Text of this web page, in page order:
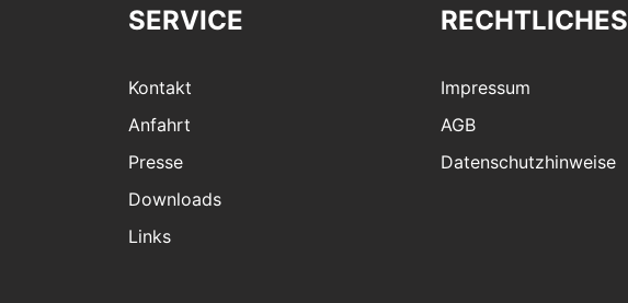
SERVICE
Kontakt
Anfahrt
Presse
Downloads
Links
RECHTLICHES
Impressum
AGB
Datenschutzhinweise